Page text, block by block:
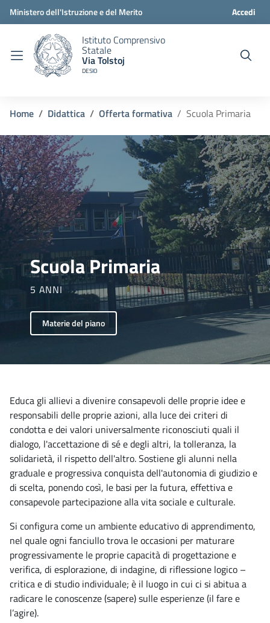
Ministero dell'Istruzione e del Merito Accedi
Istituto Comprensivo
Statale
Via Tolstoj
DESIO
Home Didattica Offerta formativa Scuola Primaria
Scuola Primaria
5 ANNI
Materie del piano
Educa gli allievi a divenire consapevoli delle proprie idee e
responsabili delle proprie azioni, alla luce dei criteri di
condotta e dei valori universalmente riconosciuti quali il
dialogo, l'accettazione di sé e degli altri, la tolleranza, la
solidarietà, il rispetto dell'altro. Sostiene gli alunni nella
graduale e progressiva conquista dell'autonomia di giudizio e
di scelta, ponendo così, le basi per la futura, effettiva e
consapevole partecipazione alla vita sociale e culturale.
Si configura come un ambiente educativo di apprendimento,
nel quale ogni fanciullo trova le occasioni per maturare
progressivamente le proprie capacità di progettazione e
verifica, di esplorazione, di indagine, di riflessione logico –
critica e di studio individuale; è il luogo in cui ci si abitua a
radicare le conoscenze (sapere) sulle esperienze (il fare e
l’agire).